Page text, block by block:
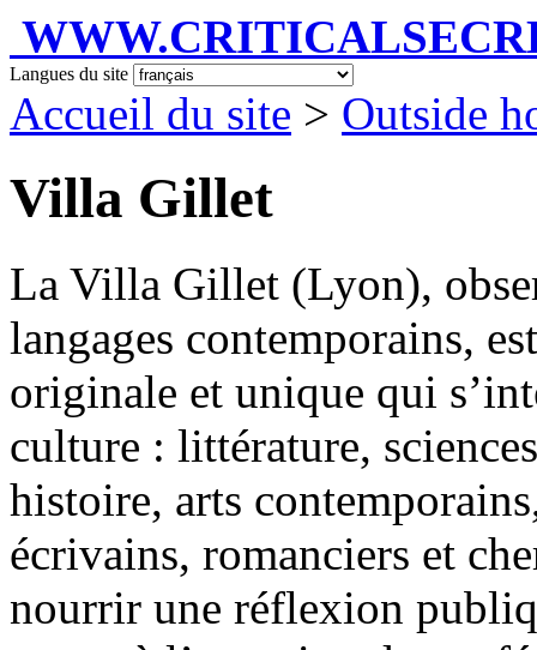
Langues du site
Accueil du site > Outside
Villa Gillet
La Villa Gillet (Lyon),
langages contemporains,
originale et unique qui
culture : littérature,
histoire, arts
écrivains, romanciers et
nourrir une réflexion